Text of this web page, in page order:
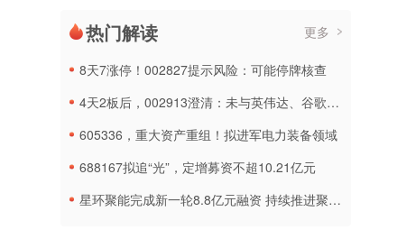
热门解读 更多
8天7涨停！002827提示风险：可能停牌核查
4天2板后，002913澄清：未与英伟达、谷歌合作，与AMD合作处于送样阶段
605336，重大资产重组！拟进军电力装备领域
688167拟追“光”，定增募资不超10.21亿元
星环聚能完成新一轮8.8亿元融资 持续推进聚变能源工程化